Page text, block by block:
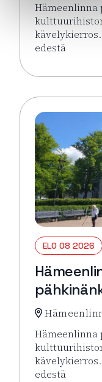
Hämeenlinna
edestä
Lue lisää
ELO 08 2026
Hämeenlinna
edestä